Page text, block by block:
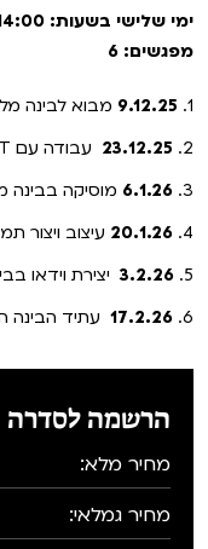
ימי שלישי בשעות: 12:30-14:00
מפגשים: 6
1.
9.12.25 מבוא לבינה
2.
23.12.25 עבודה עם ChatGPT ושימושים יומיומיים
3.
6.1.26 מוסיקה בבינה
4.
20.1.26 עיצוב ויצור
5.
3.2.26יצירת וידאו
6.
17.2.26 עתיד הבינה
הרשמה לסדרה
מחיר מלא:
מחיר גמלאי: